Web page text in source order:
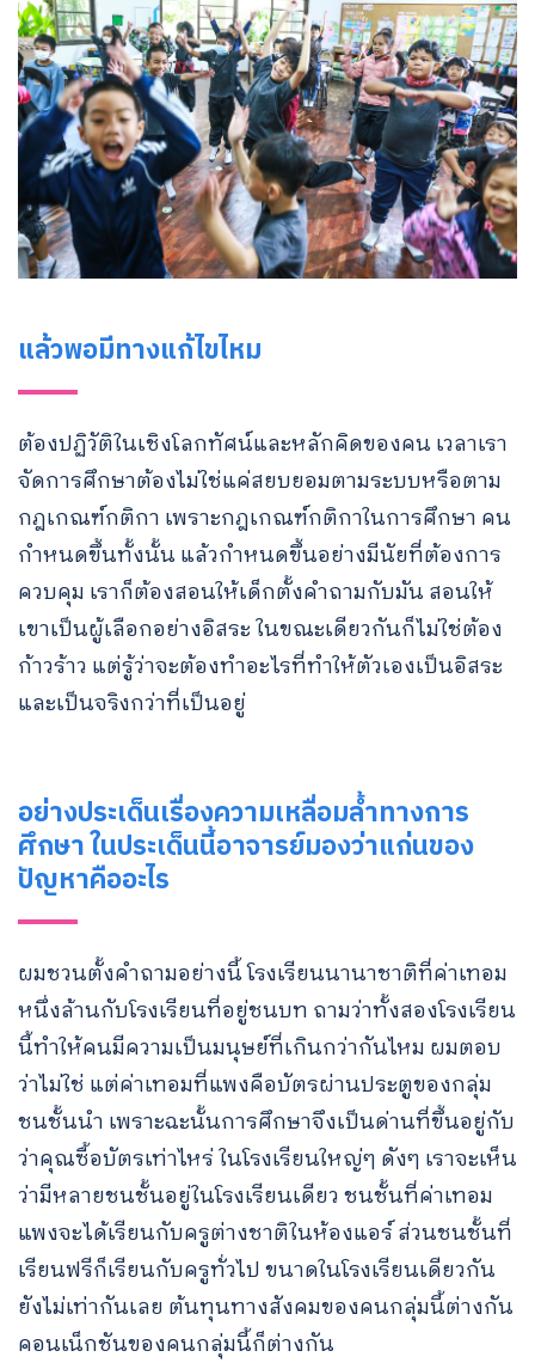
แล้วพอมีทางแก้ไขไหม
ต้องปฏิวัติในเชิงโลกทัศน์และหลักคิดของคน เวลาเรา
จัดการศึกษาต้องไม่ใช่แค่สยบยอมตามระบบหรือตาม
กฎเกณฑ์กติกา เพราะกฎเกณฑ์กติกาในการศึกษา คน
กำหนดขึ้นทั้งนั้น แล้วกำหนดขึ้นอย่างมีนัยที่ต้องการ
ควบคุม เราก็ต้องสอนให้เด็กตั้งคำถามกับมัน สอนให้
เขาเป็นผู้เลือกอย่างอิสระ ในขณะเดียวกันก็ไม่ใช่ต้อง
ก้าวร้าว แต่รู้ว่าจะต้องทำอะไรที่ทำให้ตัวเองเป็นอิสระ
และเป็นจริงกว่าที่เป็นอยู่
อย่างประเด็นเรื่องความเหลื่อมล้ำทางการ
ศึกษา ในประเด็นนี้อาจารย์มองว่าแก่นของ
ปัญหาคืออะไร
ผมชวนตั้งคำถามอย่างนี้ โรงเรียนนานาชาติที่ค่าเทอม
หนึ่งล้านกับโรงเรียนที่อยู่ชนบท ถามว่าทั้งสองโรงเรียน
นี้ทำให้คนมีความเป็นมนุษย์ที่เกินกว่ากันไหม ผมตอบ
ว่าไม่ใช่ แต่ค่าเทอมที่แพงคือบัตรผ่านประตูของกลุ่ม
ชนชั้นนำ เพราะฉะนั้นการศึกษาจึงเป็นด่านที่ขึ้นอยู่กับ
ว่าคุณซื้อบัตรเท่าไหร่ ในโรงเรียนใหญ่ๆ ดังๆ เราจะเห็น
ว่ามีหลายชนชั้นอยู่ในโรงเรียนเดียว ชนชั้นที่ค่าเทอม
แพงจะได้เรียนกับครูต่างชาติในห้องแอร์ ส่วนชนชั้นที่
เรียนฟรีก็เรียนกับครูทั่วไป ขนาดในโรงเรียนเดียวกัน
ยังไม่เท่ากันเลย ต้นทุนทางสังคมของคนกลุ่มนี้ต่างกัน
คอนเน็กชันของคนกลุ่มนี้ก็ต่างกัน